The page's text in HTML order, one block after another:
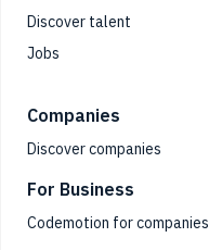
Discover talent
Jobs
Companies
Discover companies
For Business
Codemotion for companies